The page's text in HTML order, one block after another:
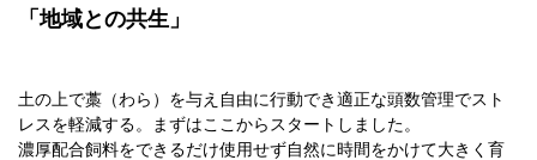
「地域との共生」
土の上で藁（わら）を与え自由に行動でき適正な頭数管理でスト
レスを軽減する。まずはここからスタートしました。
濃厚配合飼料をできるだけ使用せず自然に時間をかけて大きく育